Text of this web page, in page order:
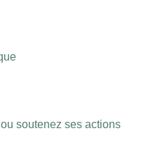
soutenez ses actions